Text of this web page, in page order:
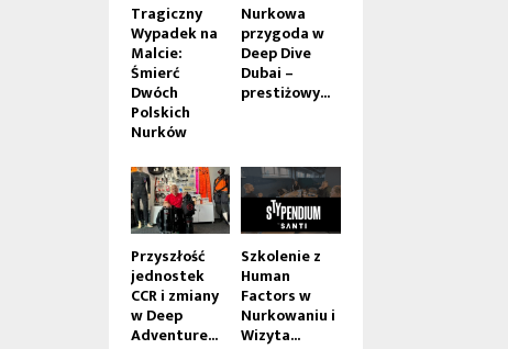
Tragiczny
Wypadek na
Malcie:
Śmierć
Dwóch
Polskich
Nurków
Nurkowa
przygoda w
Deep Dive
Dubai –
prestiżowy...
Przyszłość
jednostek
CCR i zmiany
w Deep
Adventure...
Szkolenie z
Human
Factors w
Nurkowaniu i
Wizyta...